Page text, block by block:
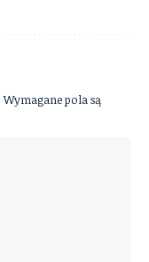
Wymagane pola są